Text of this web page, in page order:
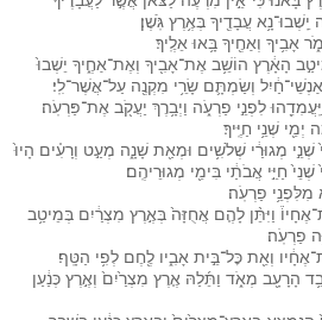
עֲבָדֶ֖יךָ בְּאֶ֥רֶץ גֹּֽשֶׁן׃
אָבִ֥יךָ וְאַחֶ֖יךָ בָּ֥אוּ אֵלֶֽיךָ׃
הָאָ֔רֶץ הוֹשֵׁ֥ב אֶת־אָבִ֖יךָ וְאֶת־אַחֶ֑יךָ יֵשְׁבוּ֙
וְשַׂמְתָּ֛ם שָׂרֵ֥י מִקְנֶ֖ה עַל־אֲשֶׁר־לִֽי׃
לִפְנֵ֣י פַרְעֹ֑ה וַיְבָ֥רֶךְ יַעֲקֹ֖ב אֶת־פַּרְעֹֽה׃
שְׁנֵ֥י חַיֶּֽיךָ׃
שְׁנֵ֣י מְגוּרַ֔י שְׁלֹשִׁ֥ים וּמְאַ֖ת שָׁנָ֑ה מְעַ֣ט וְרָעִ֗ים הָיוּ֙
חַיֵּ֣י אֲבֹתַ֔י בִּימֵ֖י מְגוּרֵיהֶֽם׃
מִלִּפְנֵ֥י פַרְעֹֽה׃
וַיִּתֵּ֨ן לָהֶ֤ם אֲחֻזָּה֙ בְּאֶ֣רֶץ מִצְרַ֔יִם בְּמֵיטַ֥ב
פַרְעֹֽה׃
וְאֵ֖ת כׇּל־בֵּ֣ית אָבִ֑יו לֶ֖חֶם לְפִ֥י הַטָּֽף׃
הָרָעָ֖ב מְאֹ֑ד וַתֵּ֜לַהּ אֶ֤רֶץ מִצְרַ֙יִם֙ וְאֶ֣רֶץ כְּנַ֔עַן